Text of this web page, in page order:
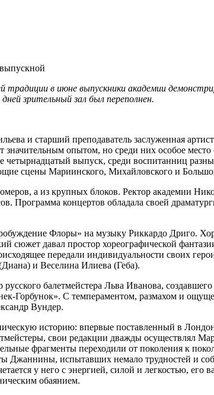
традиции в июне выпускники академии
зрительный зал был переполнен.
и старший преподаватель заслуженная
опытом, но среди них особое место
четырнадцатый выпуск, среди воспитанниц
сцены Мариинского, Михайловского и
а из крупных блоков. Ректор академии
Программа концертов обладала своей
Флоры» на музыку Риккардо Дриго.
сюжет давал простор хореографической
передали индивидуальности своих
и Веселина Илиева (Геба).
балетмейстера Льва Иванова,
Горбунок». С темпераментом, размахом и
Вундер.
историю: впервые поставленный в
свои редакции дважды осуществлял
фрагменты переходили от поколения к
Джаннины, испытавших немало трудностей и
у него с энергией, силой и легкостью,
обаянием.